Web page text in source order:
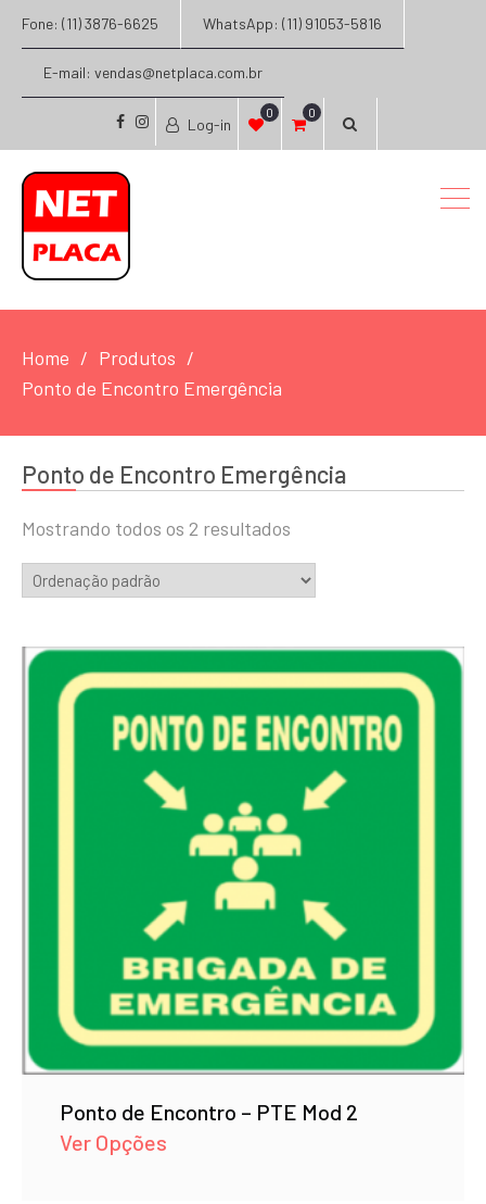
Fone: (11) 3876-6625 WhatsApp: (11) 91053-5816
E-mail: vendas@netplaca.com.br
facebook
instagram
Log-in
0 0
Home
Produtos
Ponto de Encontro Emergência
Ponto de Encontro Emergência
Mostrando todos os 2 resultados
Ponto de Encontro – PTE Mod 2
Ver Opções